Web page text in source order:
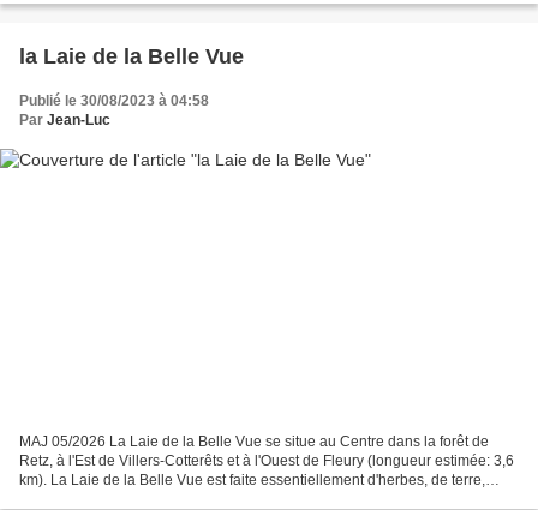
la Laie de la Belle Vue
Publié le 30/08/2023 à 04:58
Par Jean-Luc
MAJ 05/2026 La Laie de la Belle Vue se situe au Centre dans la forêt de
Retz, à l'Est de Villers-Cotterêts et à l'Ouest de Fleury (longueur estimée: 3,6
km). La Laie de la Belle Vue est faite essentiellement d'herbes, de terre,